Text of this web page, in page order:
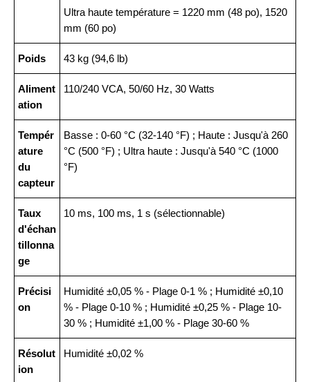
Ultra haute température = 1220 mm (48 po), 1520
mm (60 po)
Poids 43 kg (94,6 lb)
Aliment
ation
110/240 VCA, 50/60 Hz, 30 Watts
Tempér
ature
du
capteur
Basse : 0-60 °C (32-140 °F) ; Haute : Jusqu'à 260
°C (500 °F) ; Ultra haute : Jusqu'à 540 °C (1000
°F)
Taux
d'échan
tillonna
ge
10 ms, 100 ms, 1 s (sélectionnable)
Précisi
on
Humidité ±0,05 % - Plage 0-1 % ; Humidité ±0,10
% - Plage 0-10 % ; Humidité ±0,25 % - Plage 10-
30 % ; Humidité ±1,00 % - Plage 30-60 %
Résolut
ion
Humidité ±0,02 %